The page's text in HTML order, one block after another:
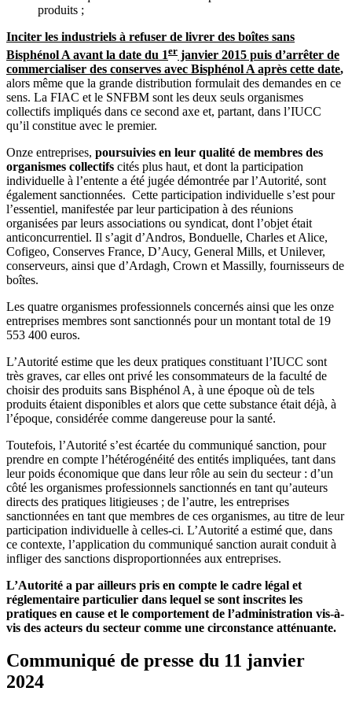
produits ;
Inciter les industriels à refuser de livrer des boîtes sans
Bisphénol A avant la date du 1er janvier 2015 puis d’arrêter de
commercialiser des conserves avec Bisphénol A après cette date,
alors même que la grande distribution formulait des demandes en ce
sens. La FIAC et le SNFBM sont les deux seuls organismes
collectifs impliqués dans ce second axe et, partant, dans l’IUCC
qu’il constitue avec le premier.
Onze entreprises, poursuivies en leur qualité de membres des
organismes collectifs cités plus haut, et dont la participation
individuelle à l’entente a été jugée démontrée par l’Autorité, sont
également sanctionnées. Cette participation individuelle s’est pour
l’essentiel, manifestée par leur participation à des réunions
organisées par leurs associations ou syndicat, dont l’objet était
anticoncurrentiel. Il s’agit d’Andros, Bonduelle, Charles et Alice,
Cofigeo, Conserves France, D’Aucy, General Mills, et Unilever,
conserveurs, ainsi que d’Ardagh, Crown et Massilly, fournisseurs de
boîtes.
Les quatre organismes professionnels concernés ainsi que les onze
entreprises membres sont sanctionnés pour un montant total de 19
553 400 euros.
L’Autorité estime que les deux pratiques constituant l’IUCC sont
très graves, car elles ont privé les consommateurs de la faculté de
choisir des produits sans Bisphénol A, à une époque où de tels
produits étaient disponibles et alors que cette substance était déjà, à
l’époque, considérée comme dangereuse pour la santé.
Toutefois, l’Autorité s’est écartée du communiqué sanction, pour
prendre en compte l’hétérogénéité des entités impliquées, tant dans
leur poids économique que dans leur rôle au sein du secteur : d’un
côté les organismes professionnels sanctionnés en tant qu’auteurs
directs des pratiques litigieuses ; de l’autre, les entreprises
sanctionnées en tant que membres de ces organismes, au titre de leur
participation individuelle à celles-ci. L’Autorité a estimé que, dans
ce contexte, l’application du communiqué sanction aurait conduit à
infliger des sanctions disproportionnées aux entreprises.
L’Autorité a par ailleurs pris en compte le cadre légal et
réglementaire particulier dans lequel se sont inscrites les
pratiques en cause et le comportement de l’administration vis-à-
vis des acteurs du secteur comme une circonstance atténuante.
Communiqué de presse du 11 janvier
2024